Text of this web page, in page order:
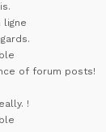
ligne
of forum posts!
!